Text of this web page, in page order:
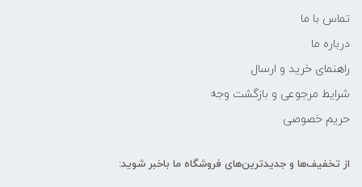
تماس با ما
درباره ما
راهنمای خرید و ارسال
شرایط مرجوعی و بازگشت وجه
حریم خصوصی
از تخفیف‌ها و جدیدترین‌های فروشگاه ما باخبر شوید: